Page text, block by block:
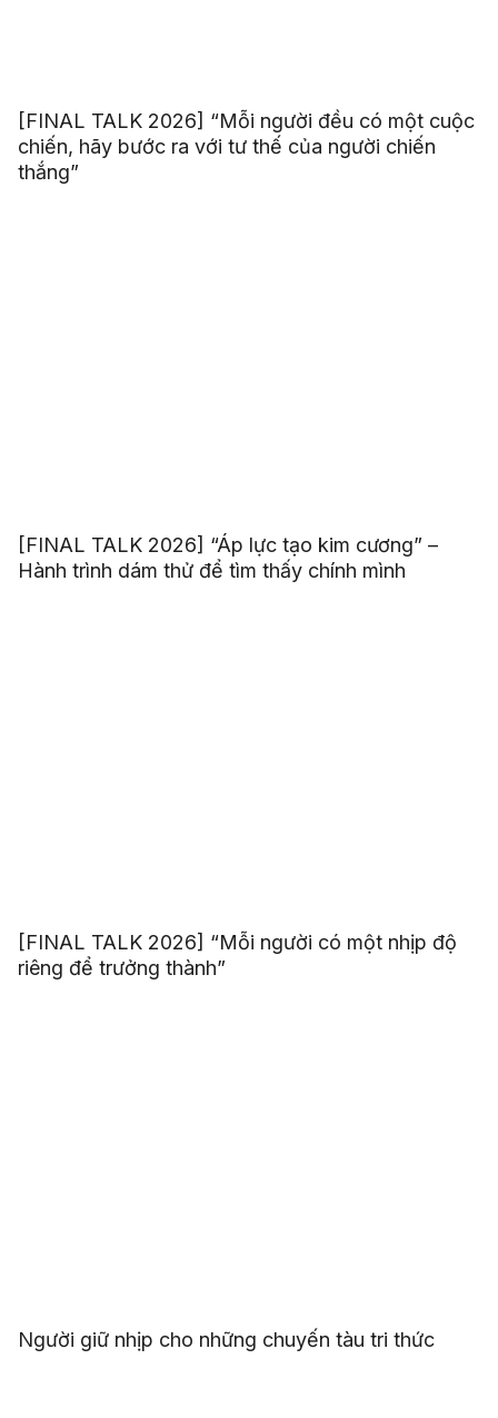
[FINAL TALK 2026] “Mỗi người đều có một cuộc
chiến, hãy bước ra với tư thế của người chiến
thắng”
[FINAL TALK 2026] “Áp lực tạo kim cương” –
Hành trình dám thử để tìm thấy chính mình
[FINAL TALK 2026] “Mỗi người có một nhịp độ
riêng để trưởng thành”
Người giữ nhịp cho những chuyến tàu tri thức